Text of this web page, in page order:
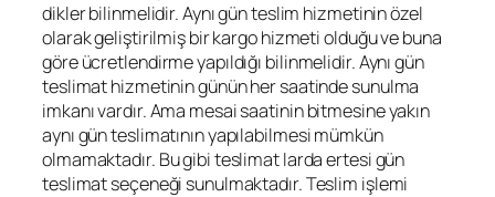
dikler bilinmelidir. Aynı gün teslim hizmetinin özel
olarak geliştirilmiş bir kargo hizmeti olduğu ve buna
göre ücretlendirme yapıldığı bilinmelidir. Aynı gün
teslimat hizmetinin günün her saatinde sunulma
imkanı vardır. Ama mesai saatinin bitmesine yakın
aynı gün teslimatının yapılabilmesi mümkün
olmamaktadır. Bu gibi teslimat larda ertesi gün
teslimat seçeneği sunulmaktadır. Teslim işlemi